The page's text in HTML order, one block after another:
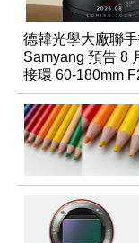
德韓光學大廠聯手
Samyang 預告 8
接環 60-180mm
變焦鏡